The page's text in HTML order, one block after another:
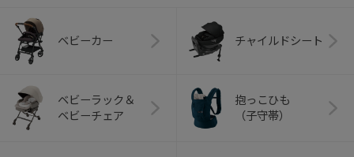
ベビーカー チャイルドシート
ベビーラック＆
ベビーチェア
抱っこひも
（子守帯）